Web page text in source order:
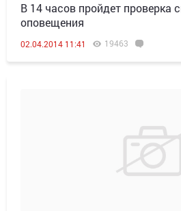
В 14 часов пройдет проверка
оповещения
02.04.2014 11:41 19463